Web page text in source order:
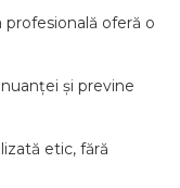
profesională oferă o
și previne
etic, fără